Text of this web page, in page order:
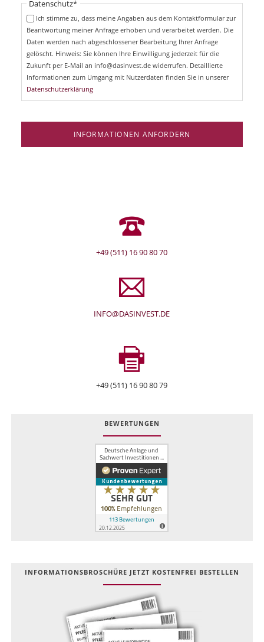
f
Pflichtfeld
Datenschutz*
Ich stimme zu, dass meine Angaben aus dem Kontaktformular zur
Beantwortung meiner Anfrage erhoben und verarbeitet werden. Die
Daten werden nach abgeschlossener Bearbeitung Ihrer Anfrage
gelöscht. Hinweis: Sie können Ihre Einwilligung jederzeit für die
Zukunft per E-Mail an info@dasinvest.de widerrufen. Detaillierte
Informationen zum Umgang mit Nutzerdaten finden Sie in unserer
Datenschutzerklärung
INFORMATIONEN ANFORDERN
+49 (511) 16 90 80 70
INFO@DASINVEST.DE
+49 (511) 16 90 80 79
BEWERTUNGEN
INFOR­MATIONS­BROSCHÜRE JETZT KOSTEN­FREI BESTELLEN